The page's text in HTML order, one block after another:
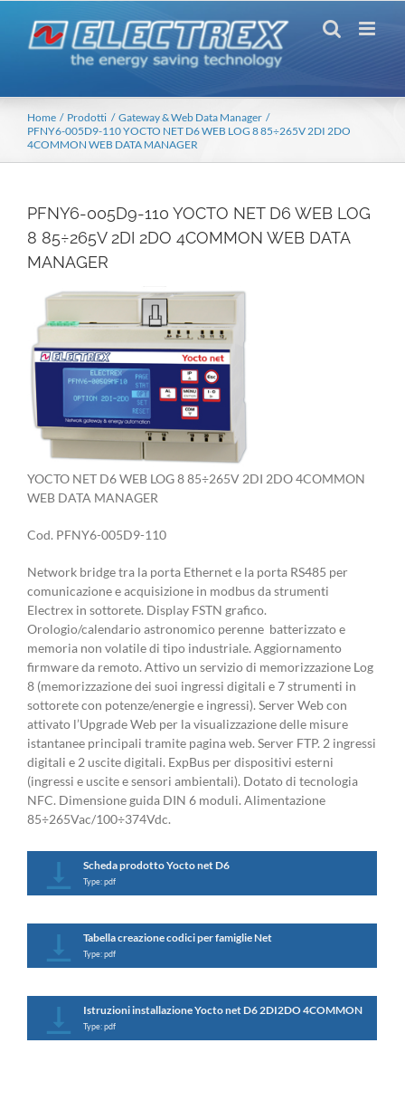
contenuto
Home Prodotti
Gateway & Web Data Manager
PFNY6-005D9-110 YOCTO NET D6 WEB LOG 8 85÷265V 2DI 2DO
4COMMON WEB DATA MANAGER
PFNY6-005D9-110 YOCTO NET D6 WEB LOG
8 85÷265V 2DI 2DO 4COMMON WEB DATA
MANAGER
YOCTO NET D6 WEB LOG 8 85÷265V 2DI 2DO 4COMMON
WEB DATA MANAGER
Cod. PFNY6-005D9-110
Network bridge tra la porta Ethernet e la porta RS485 per
comunicazione e acquisizione in modbus da strumenti
Electrex in sottorete. Display FSTN grafico.
Orologio/calendario astronomico perenne batterizzato e
memoria non volatile di tipo industriale. Aggiornamento
firmware da remoto. Attivo un servizio di memorizzazione Log
8 (memorizzazione dei suoi ingressi digitali e 7 strumenti in
sottorete con potenze/energie e ingressi). Server Web con
attivato l’Upgrade Web per la visualizzazione delle misure
istantanee principali tramite pagina web. Server FTP. 2 ingressi
digitali e 2 uscite digitali. ExpBus per dispositivi esterni
(ingressi e uscite e sensori ambientali). Dotato di tecnologia
NFC. Dimensione guida DIN 6 moduli. Alimentazione
85÷265Vac/100÷374Vdc.
Scheda prodotto Yocto net D6
Type: pdf
Tabella creazione codici per famiglie Net
Type: pdf
Istruzioni installazione Yocto net D6 2DI2DO 4COMMON
Type: pdf